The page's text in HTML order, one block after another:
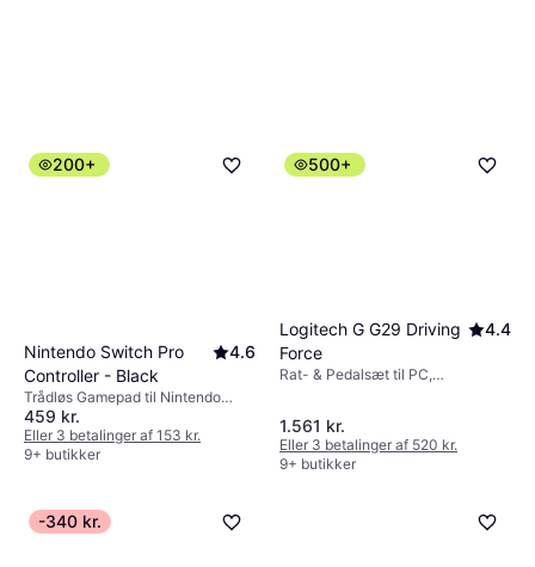
200+
Nintendo Switch Pro
Controller - Black
4.6
Trådløs Gamepad til Nintendo
Switch
459 kr.
Eller 3 betalinger af 153 kr.
9+ butikker
500+
Logitech G G29 Driving
Force
4.4
Rat- & Pedalsæt til PC,
1.561 kr.
Eller 3 betalinger af 520 kr.
9+ butikker
-340 kr.